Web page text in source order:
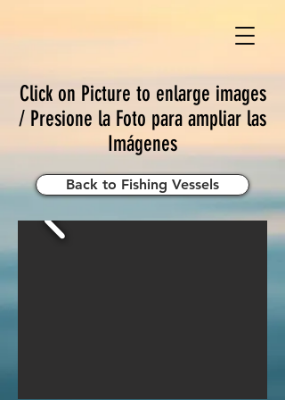
Click on Picture to enlarge images
/ Presione la Foto para ampliar las
Imágenes
Back to Fishing Vessels